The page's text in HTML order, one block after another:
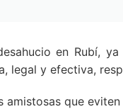
en Rubí,
legal y efectiva,
amistosas que